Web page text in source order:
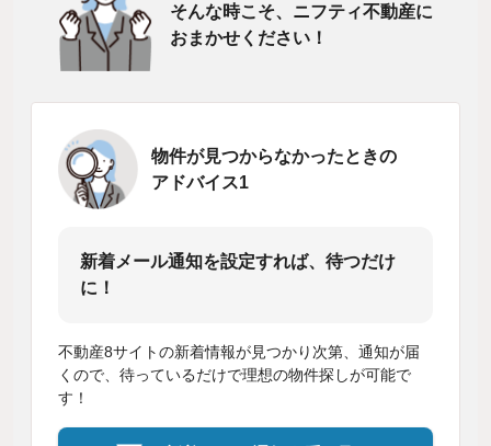
そんな時こそ、ニフティ不動産に
おまかせください！
物件が見つからなかったときの
アドバイス1
新着メール通知を設定すれば、待つだけ
に！
不動産8サイトの新着情報が見つかり次第、通知が届
くので、待っているだけで理想の物件探しが可能で
す！